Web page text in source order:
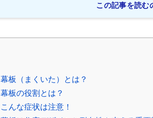
この記事を読む
幕板（まくいた）とは？
幕板の役割とは？
こんな症状は注意！